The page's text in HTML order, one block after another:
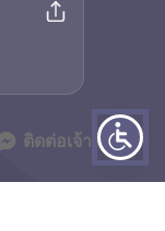
ติดต่อเจ้าหน้าที่